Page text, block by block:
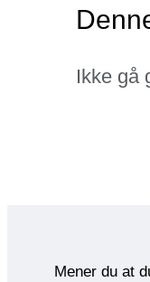
Ikke gå
Mener du at